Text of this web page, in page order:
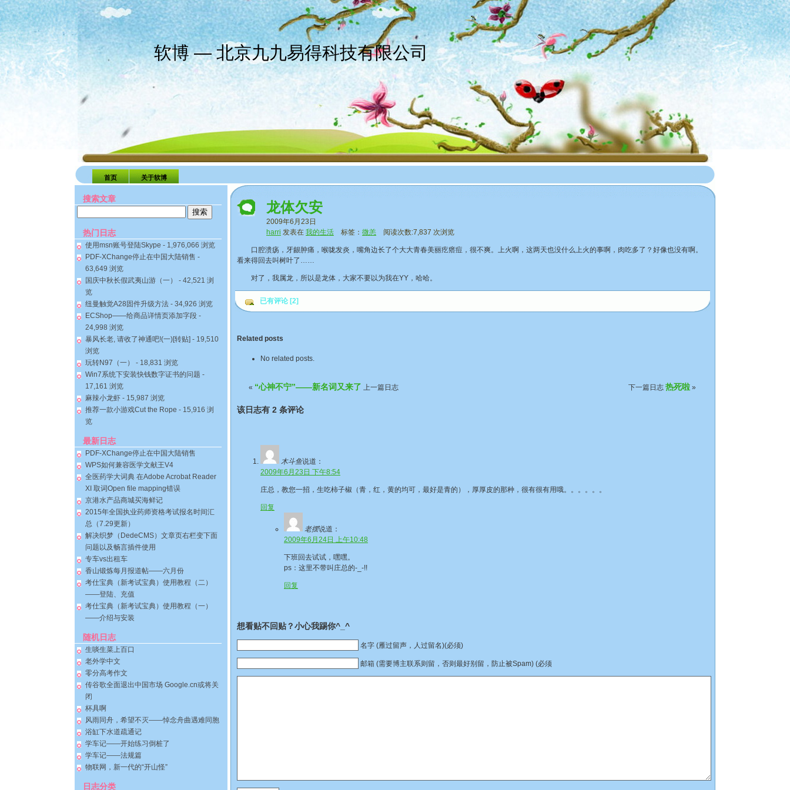
软博 — 北京九九易得科技有限公司
首页 关于软博
搜索文章
热门日志
使用msn账号登陆Skype - 1,976,066 浏览
PDF-XChange停止在中国大陆销售 -
63,649 浏览
国庆中秋长假武夷山游（一）
- 42,521 浏
览
纽曼触觉A28固件升级方法 - 34,926 浏览
ECShop——给商品详情页添加字段 -
24,998 浏览
暴风长老, 请收了神通吧!(一)[转贴] - 19,510
浏览
玩转N97（一）
- 18,831 浏览
Win7系统下安装快钱数字证书的问题 -
17,161 浏览
麻辣小龙虾 - 15,987 浏览
推荐一款小游戏Cut the Rope - 15,916 浏
览
最新日志
PDF-XChange停止在中国大陆销售
WPS如何兼容医学文献王V4
全医药学大词典 在Adobe Acrobat Reader
XI 取词Open file mapping错误
京港水产品商城买海鲜记
2015年全国执业药师资格考试报名时间汇
总（7.29更新）
解决织梦（DedeCMS）文章页右栏变下面
问题以及畅言插件使用
专车vs出租车
香山锻炼每月报道帖——六月份
考仕宝典（新考试宝典）使用教程（二）
——登陆、充值
考仕宝典（新考试宝典）使用教程（一）
——介绍与安装
随机日志
生啖生菜上百口
老外学中文
零分高考作文
传谷歌全面退出中国市场 Google.cn或将关
闭
杯具啊
风雨同舟，希望不灭——悼念舟曲遇难同胞
浴缸下水道疏通记
学车记——开始练习倒桩了
学车记——法规篇
物联网，新一代的“开山怪”
日志分类
龙体欠安
2009年6月23日
harri 发表在 我的生活 标签： 微恙 阅读次数:7,837 次浏览
口腔溃疡，牙龈肿痛，喉咙发炎，嘴角边长了个大大青春美丽疙瘩痘，很不爽。上火啊，这两天也没什么上火的事啊，肉吃多了？好像也没有啊。
看来得回去叫树叶了……
对了，我属龙，所以是龙体，大家不要以为我在YY，哈哈。
已有评论 [2]
Related posts
No related posts.
« “心神不宁”——新名词又来了 上一篇日志 下一篇日志 热死啦 »
该日志有 2 条评论
木斗鱼说道：
2009年6月23日 下午8:54
庄总，教您一招，生吃柿子椒（青，红，黄的均可，最好是青的），厚厚皮的那种，很有很有用哦。。。。。。
回复
老摆说道：
2009年6月24日 上午10:48
下班回去试试，嘿嘿。
ps：这里不带叫庄总的-_-!!
回复
想看贴不回贴？小心我踢你^_^
名字 (雁过留声，人过留名)(必须)
邮箱 (需要博主联系则留，否则最好别留，防止被Spam) (必须